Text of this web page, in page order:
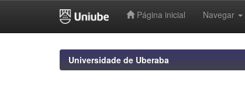
Página inicial Navegar
Universidade de Uberaba